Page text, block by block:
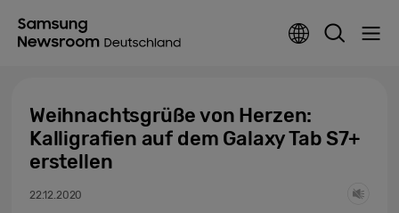
Weihnachtsgrüße von Herzen:
Kalligrafien auf dem Galaxy Tab S7+
erstellen
22.12.2020